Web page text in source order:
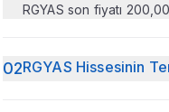
RGYAS son fiyatı
02RGYAS Hissesinin